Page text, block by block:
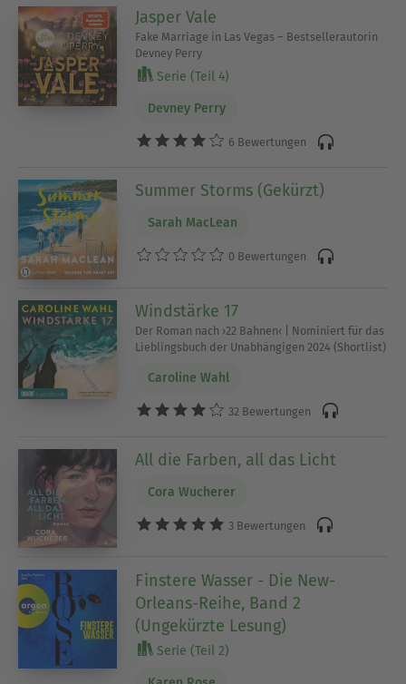
Jasper Vale
Fake Marriage in Las Vegas – Bestsellerautorin
Devney Perry
Serie (Teil 4)
Devney Perry
6 Bewertungen
Summer Storms (Gekürzt)
Sarah MacLean
0 Bewertungen
Windstärke 17
Der Roman nach ›22 Bahnen‹ | Nominiert für das
Lieblingsbuch der Unabhängigen 2024 (Shortlist)
Caroline Wahl
32 Bewertungen
All die Farben, all das Licht
Cora Wucherer
3 Bewertungen
Finstere Wasser - Die New-
Orleans-Reihe, Band 2
(Ungekürzte Lesung)
Serie (Teil 2)